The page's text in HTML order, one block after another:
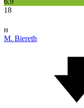
18
н
M. Biereth